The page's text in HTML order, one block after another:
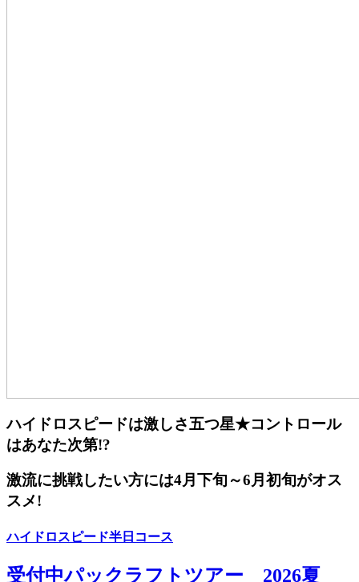
ハイドロスピードは激しさ五つ星★コントロール
はあなた次第!?
激流に挑戦したい方には4月下旬～6月初旬がオス
スメ!
ハイドロスピード半日コース
受付中パックラフトツアー 2026夏